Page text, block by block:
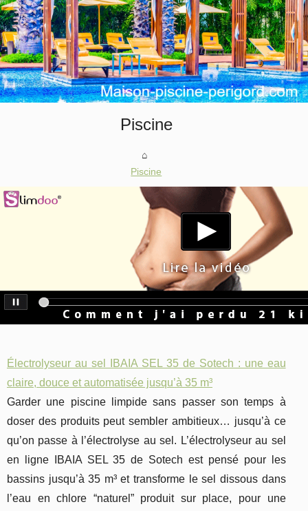
Piscine
Piscine
Électrolyseur au sel IBAIA SEL 35 de Sotech : une eau
claire, douce et automatisée jusqu’à 35 m³
Garder une piscine limpide sans passer son temps à
doser des produits peut sembler ambitieux… jusqu’à ce
qu’on passe à l’électrolyse au sel. L’électrolyseur au sel
en ligne IBAIA SEL 35 de Sotech est pensé pour les
bassins jusqu’à 35 m³ et transforme le sel dissous dans
l’eau en chlore “naturel” produit sur place, pour une